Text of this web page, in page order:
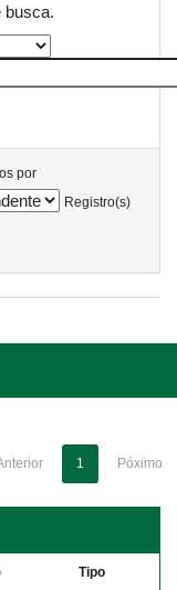
busca.
por
Registro(s)
1 Póximo
Tipo